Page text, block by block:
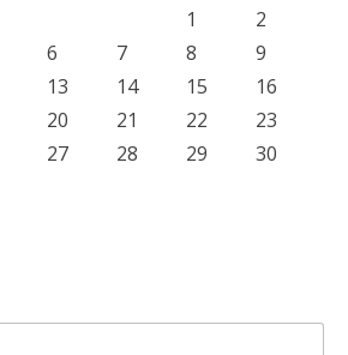
1
2
6 7 8
9
13 14 15
16
20 21 22
23
27 28 29
30